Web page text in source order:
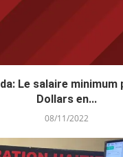
Le salaire minimum
Dollars en...
08/11/2022